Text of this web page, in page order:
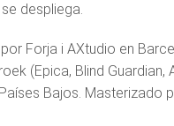
despliega.
Forja i AXtudio en
(Epica, Blind Guardian,
Bajos. Masterizado